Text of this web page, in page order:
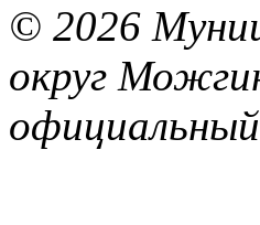
© 2026
округ